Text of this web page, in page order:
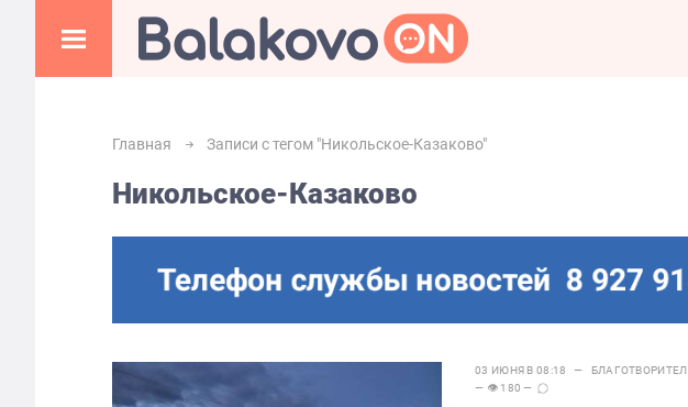
Главная Записи с тегом "Никольское-Казаково"
Никольское-Казаково
03 ИЮНЯ В 08:18 —
— 👁 180 —